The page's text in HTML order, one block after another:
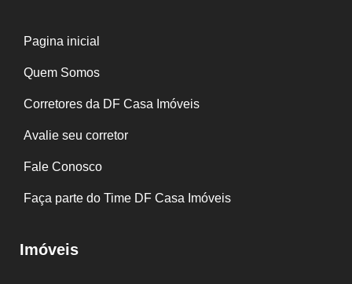
Pagina inicial
Quem Somos
Corretores da DF Casa Imóveis
Avalie seu corretor
Fale Conosco
Faça parte do Time DF Casa Imóveis
Imóveis